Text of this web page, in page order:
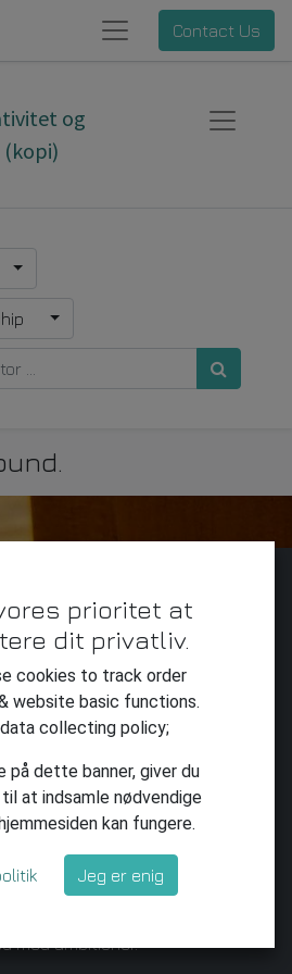
Contact Us
og
med ambitioner.
prioritet at
dit privatliv.
cookies to track order
website basic functions.
collecting policy;
på dette banner, giver du
at indsamle nødvendige
kan fungere.
Jeg er enig